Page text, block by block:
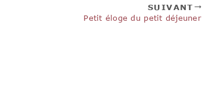
SUIVANT
Petit éloge du petit déjeuner